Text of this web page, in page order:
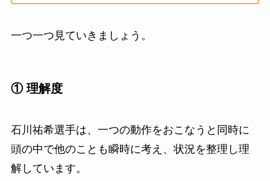
一つ一つ見ていきましょう。
① 理解度
石川祐希選手は、一つの動作をおこなうと同時に
頭の中で他のことも瞬時に考え、状況を整理し理
解しています。